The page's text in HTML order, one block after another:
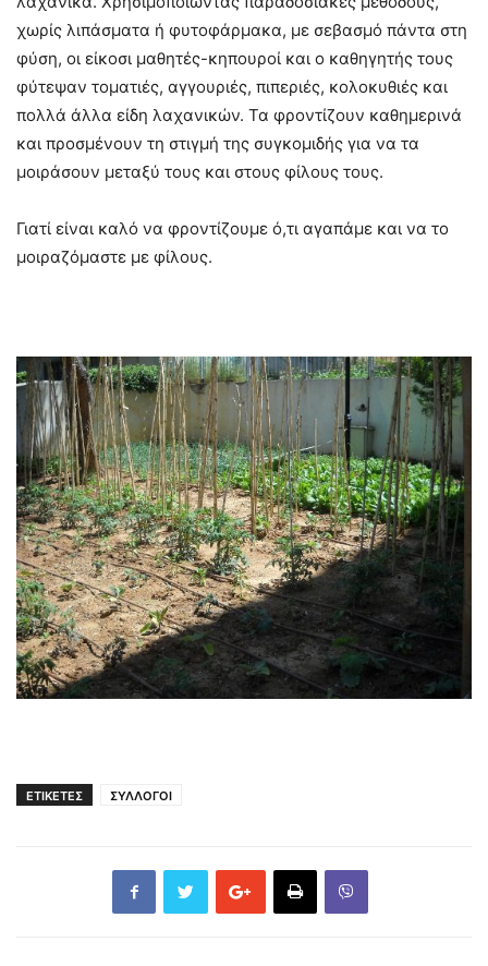
χωρίς λιπάσματα ή φυτοφάρμακα, με σεβασμό πάντα στη
φύση, οι είκοσι μαθητές-κηπουροί και ο καθηγητής τους
φύτεψαν τοματιές, αγγουριές, πιπεριές, κολοκυθιές και
πολλά άλλα είδη λαχανικών. Τα φροντίζουν καθημερινά
και προσμένουν τη στιγμή της συγκομιδής για να τα
μοιράσουν μεταξύ τους και στους φίλους τους.
Γιατί είναι καλό να φροντίζουμε ό,τι αγαπάμε και να το
μοιραζόμαστε με φίλους.
ΕΤΙΚΕΤΕΣ ΣΥΛΛΟΓΟΙ